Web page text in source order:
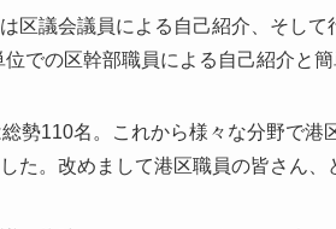
区議会議員による自己紹介、そして
での区幹部職員による自己紹介と
勢110名。これから様々な分野で港
た。改めまして港区職員の皆さん、